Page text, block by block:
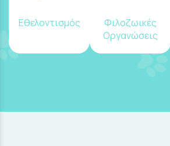
Εθελοντισμός
Φιλοζωικές
Οργανώσεις